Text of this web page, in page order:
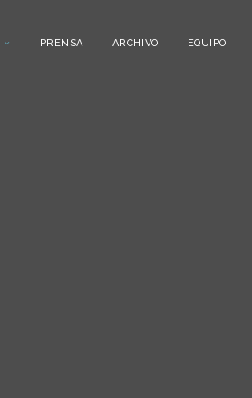
PRENSA ARCHIVO EQUIPO